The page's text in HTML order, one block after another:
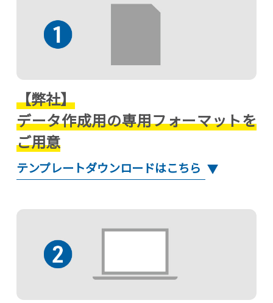
【弊社】
データ作成用の専用フォーマットを
ご用意
テンプレートダウンロードはこちら